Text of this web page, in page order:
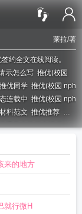
莱拉/著
约全文在线阅读。
示怎么写 推优(校园
推优同学 推优(校园 nph
连载中 推优(校园 nph
料范文 推优推荐 学
秀学生推优申请书
来的地方
就行微H